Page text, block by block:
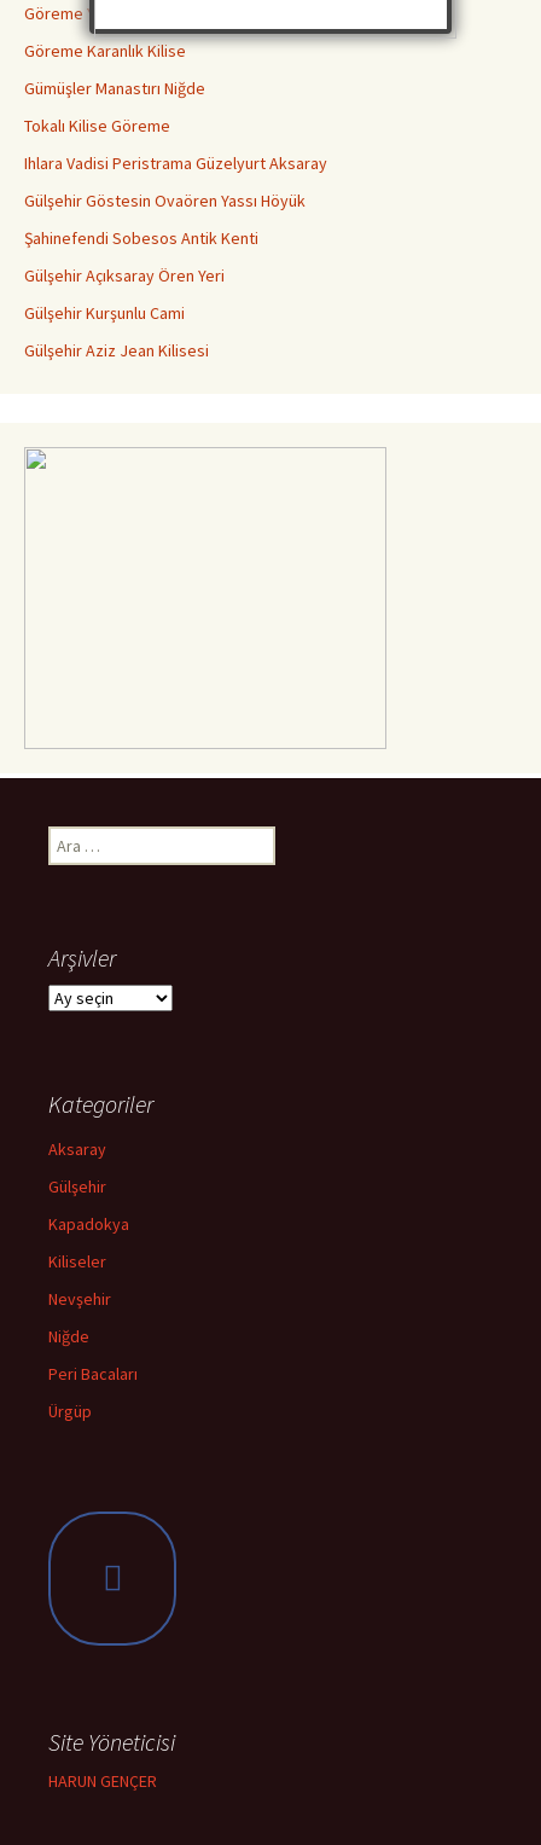
Göreme Yılanlı Kilisesi
Göreme Karanlık Kilise
Gümüşler Manastırı Niğde
Tokalı Kilise Göreme
Ihlara Vadisi Peristrama Güzelyurt Aksaray
Gülşehir Göstesin Ovaören Yassı Höyük
Şahinefendi Sobesos Antik Kenti
Gülşehir Açıksaray Ören Yeri
Gülşehir Kurşunlu Cami
Gülşehir Aziz Jean Kilisesi
Arama:
Arşivler
Arşivler
Kategoriler
Aksaray
Gülşehir
Kapadokya
Kiliseler
Nevşehir
Niğde
Peri Bacaları
Ürgüp
Site Yöneticisi
HARUN GENÇER